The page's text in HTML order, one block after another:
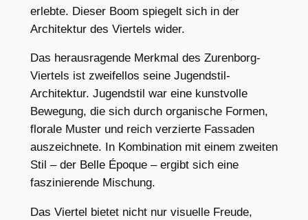
erlebte. Dieser Boom spiegelt sich in der
Architektur des Viertels wider.
Das herausragende Merkmal des Zurenborg-
Viertels ist zweifellos seine Jugendstil-
Architektur. Jugendstil war eine kunstvolle
Bewegung, die sich durch organische Formen,
florale Muster und reich verzierte Fassaden
auszeichnete. In Kombination mit einem zweiten
Stil – der Belle Époque – ergibt sich eine
faszinierende Mischung.
Das Viertel bietet nicht nur visuelle Freude,